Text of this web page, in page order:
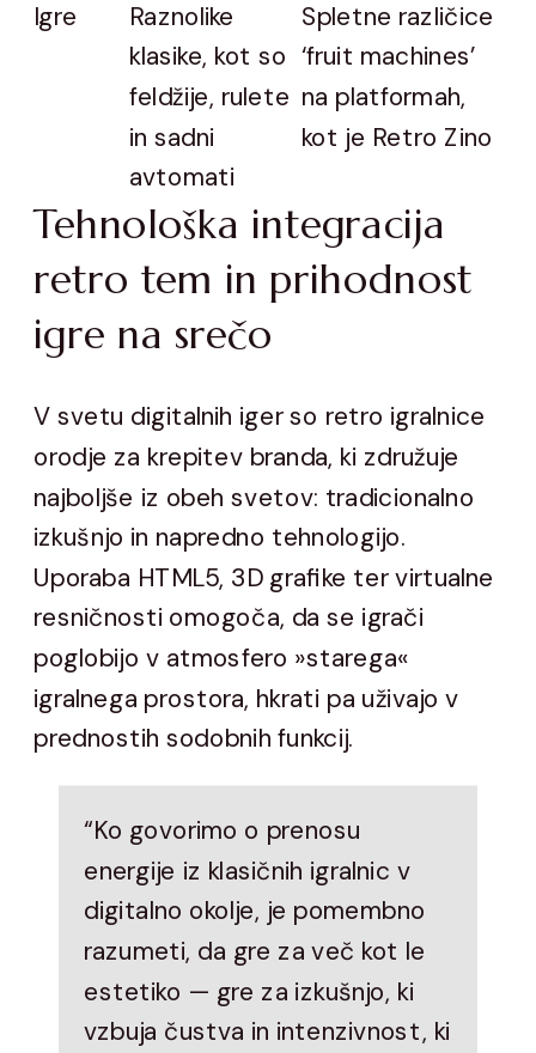
Igre
Raznolike
klasike, kot so
feldžije, rulete
in sadni
avtomati
Spletne različice
‘fruit machines’
na platformah,
kot je Retro Zino
Tehnološka integracija
retro tem in prihodnost
igre na srečo
V svetu digitalnih iger so retro igralnice
orodje za krepitev branda, ki združuje
najboljše iz obeh svetov: tradicionalno
izkušnjo in napredno tehnologijo.
Uporaba HTML5, 3D grafike ter virtualne
resničnosti omogoča, da se igrači
poglobijo v atmosfero »starega«
igralnega prostora, hkrati pa uživajo v
prednostih sodobnih funkcij.
“Ko govorimo o prenosu
energije iz klasičnih igralnic v
digitalno okolje, je pomembno
razumeti, da gre za več kot le
estetiko — gre za izkušnjo, ki
vzbuja čustva in intenzivnost, ki